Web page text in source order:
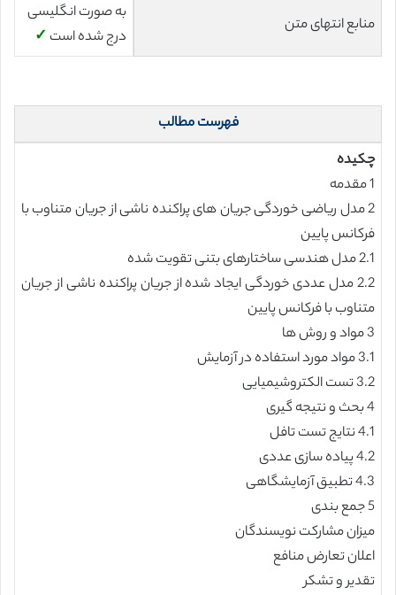
منابع انتهای متن
به صورت انگلیسی
درج شده است ✓
فهرست مطالب
چکیده
1 مقدمه
2 مدل ریاضی خوردگی جریان های پراکنده ناشی از جریان متناوب با
فرکانس پایین
2.1 مدل هندسی ساختارهای بتنی تقویت شده
2.2 مدل عددی خوردگی ایجاد شده از جریان پراکنده ناشی از جریان
متناوب با فرکانس پایین
3 مواد و روش ها
3.1 مواد مورد استفاده در آزمایش
3.2 تست الکتروشیمیایی
4 بحث و نتیجه گیری
4.1 نتایج تست تافل
4.2 پیاده سازی عددی
4.3 تطبیق آزمایشگاهی
5 جمع بندی
میزان مشارکت نویسندگان
اعلان تعارض منافع
تقدیر و تشکر